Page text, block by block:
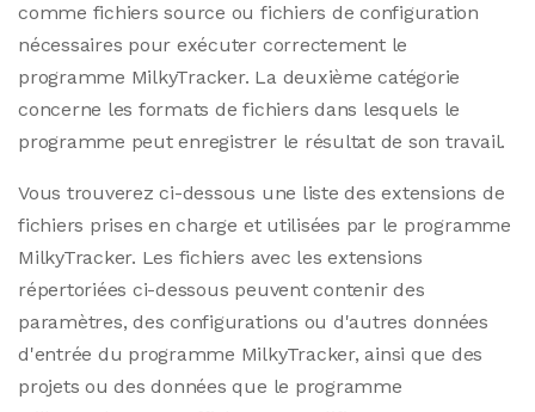
comme fichiers source ou fichiers de configuration
nécessaires pour exécuter correctement le
programme MilkyTracker. La deuxième catégorie
concerne les formats de fichiers dans lesquels le
programme peut enregistrer le résultat de son travail.
Vous trouverez ci-dessous une liste des extensions de
fichiers prises en charge et utilisées par le programme
MilkyTracker. Les fichiers avec les extensions
répertoriées ci-dessous peuvent contenir des
paramètres, des configurations ou d'autres données
d'entrée du programme MilkyTracker, ainsi que des
projets ou des données que le programme